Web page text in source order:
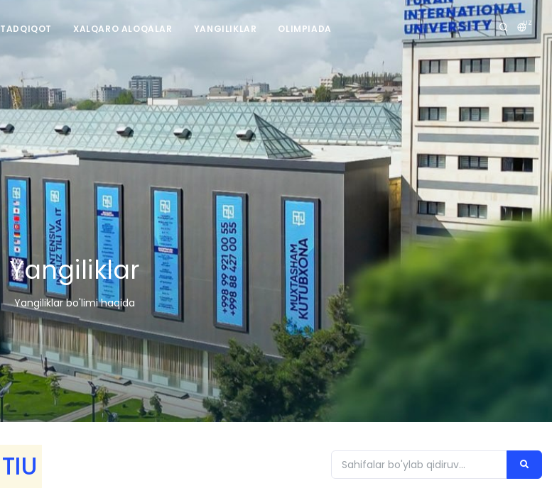
UZ
TADQIQOT XALQARO ALOQALAR YANGILIKLAR OLIMPIADA
Yangiliklar
Yangiliklar bo'limi haqida
TIU